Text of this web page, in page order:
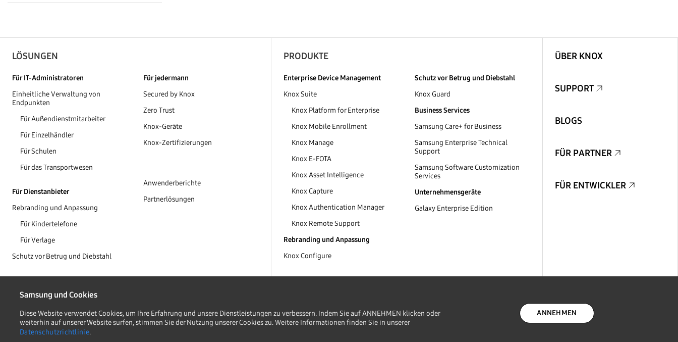
LÖSUNGEN
Für IT-Administratoren
Einheitliche Verwaltung von
Endpunkten
Für Außendienstmitarbeiter
Für Einzelhändler
Für Schulen
Für das Transportwesen
Für Dienstanbieter
Rebranding und Anpassung
Für Kindertelefone
Für Verlage
Schutz vor Betrug und Diebstahl
Für jedermann
Secured by Knox
Zero Trust
Knox-Geräte
Knox-Zertifizierungen
Anwenderberichte
Partnerlösungen
PRODUKTE
Enterprise Device Management
Knox Suite
Knox Platform for Enterprise
Knox Mobile Enrollment
Knox Manage
Knox E-FOTA
Knox Asset Intelligence
Knox Capture
Knox Authentication Manager
Knox Remote Support
Rebranding und Anpassung
Knox Configure
Schutz vor Betrug und Diebstahl
Knox Guard
Business Services
Samsung Care+ for Business
Samsung Enterprise Technical
Support
Samsung Software Customization
Services
Unternehmensgeräte
Galaxy Enterprise Edition
ÜBER KNOX
SUPPORT
BLOGS
FÜR PARTNER
FÜR ENTWICKLER
Copyright © 1995-2026 Samsung. Alle Rechte vorbehalten.
DATENSCHUTZRICHTL
Samsung und Cookies
Diese Website verwendet Cookies, um Ihre Erfahrung und unsere Dienstleistungen zu verbessern. Indem Sie auf ANNEHMEN klicken oder
weiterhin auf unserer Website surfen, stimmen Sie der Nutzung unserer Cookies zu. Weitere Informationen finden Sie in unserer
Datenschutzrichtlinie.
ANNEHMEN